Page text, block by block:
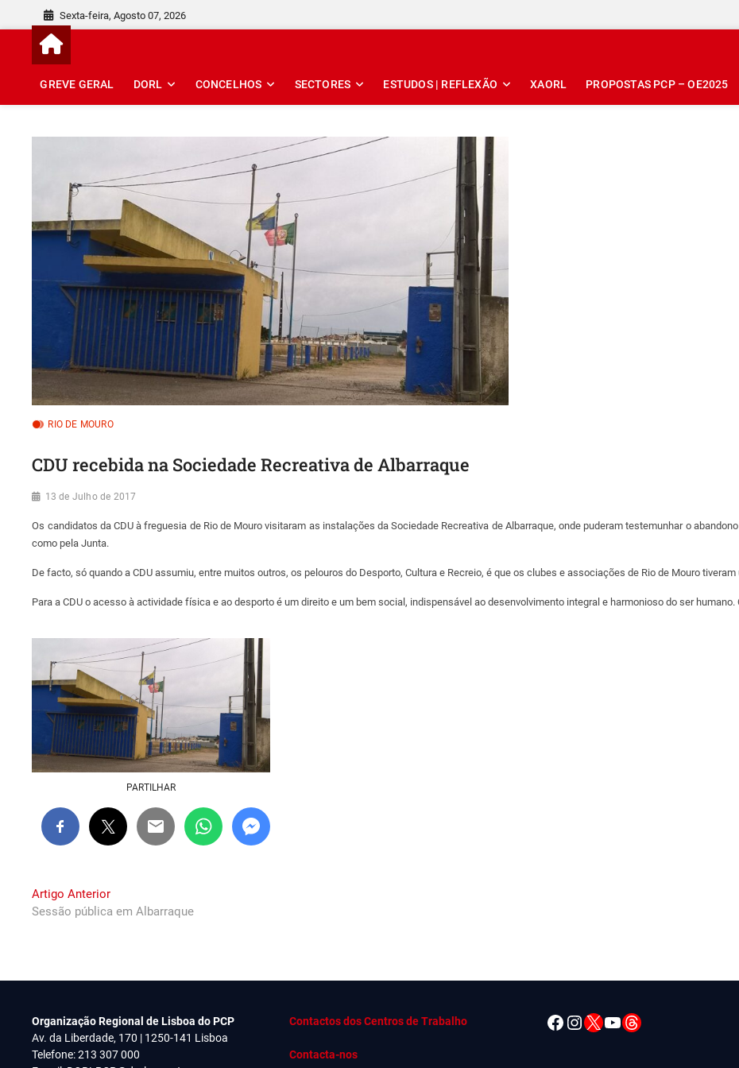
content
Sexta-feira, Agosto 07, 2026
GREVE GERAL DORL CONCELHOS SECTORES ESTUDOS | REFLEXÃO XAORL PROPOSTAS PCP – OE2025
RIO DE MOURO
CDU recebida na Sociedade Recreativa de Albarraque
13 de Julho de 2017
Os candidatos da CDU à freguesia de Rio de Mouro visitaram as instalações da Sociedade Recreativa de Albarraque, onde puderam testemunhar o
como pela Junta.
De facto, só quando a CDU assumiu, entre muitos outros, os pelouros do Desporto, Cultura e Recreio, é que os clubes e associações de Rio de Mouro
Para a CDU o acesso à actividade física e ao desporto é um direito e um bem social, indispensável ao desenvolvimento integral e harmonioso do ser
PARTILHAR
Navegação
de
Artigo AnteriorPrevious
post:
Sessão pública em Albarraque
Organização Regional de Lisboa do PCP
Av. da Liberdade, 170 | 1250-141 Lisboa
Telefone: 213 307 000
Contactos dos Centros de Trabalho
Contacta-nos
Facebook
Instagram
X YouTube
Threads